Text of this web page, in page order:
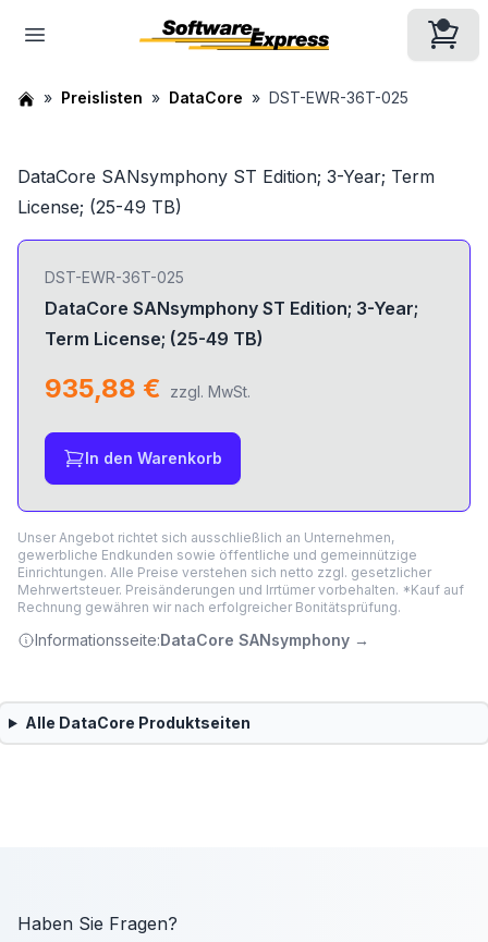
Preislisten DataCore DST-EWR-36T-025
DataCore SANsymphony ST Edition; 3-Year; Term
License; (25-49 TB)
DST-EWR-36T-025
DataCore SANsymphony ST Edition; 3-Year;
Term License; (25-49 TB)
935,88 € zzgl. MwSt.
In den Warenkorb
Unser Angebot richtet sich ausschließlich an Unternehmen,
gewerbliche Endkunden sowie öffentliche und gemeinnützige
Einrichtungen. Alle Preise verstehen sich netto zzgl. gesetzlicher
Mehrwertsteuer. Preisänderungen und Irrtümer vorbehalten. *Kauf auf
Rechnung gewähren wir nach erfolgreicher Bonitätsprüfung.
Informationsseite:DataCore SANsymphony →
Alle DataCore Produktseiten
Haben Sie Fragen?